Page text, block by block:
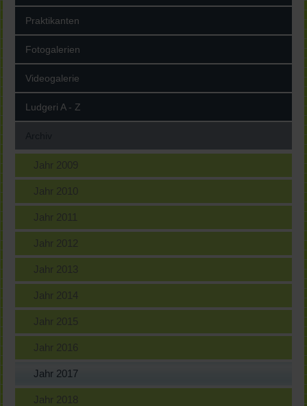
Praktikanten
Fotogalerien
Videogalerie
Ludgeri A - Z
Jahr 2009
Jahr 2010
Jahr 2011
Jahr 2012
Jahr 2013
Jahr 2014
Jahr 2015
Jahr 2016
Jahr 2017
Jahr 2018